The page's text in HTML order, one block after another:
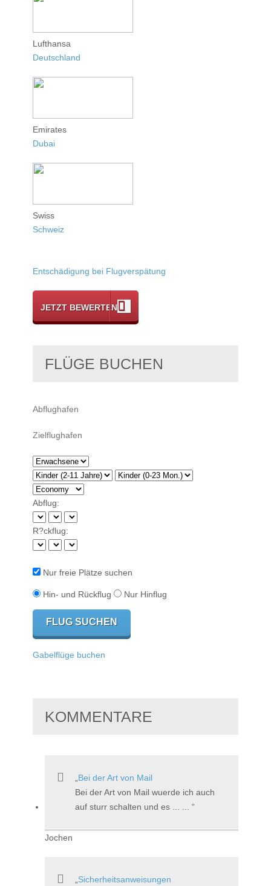
Lufthansa
Deutschland
Emirates
Dubai
Swiss
Schweiz
Entschädigung bei Flugverspätung
JETZT BEWERTEN
FLÜGE BUCHEN
Abflug:
R?ckflug:
Nur freie Plätze suchen
Hin- und Rückflug Nur Hinflug
Gabelflüge buchen
KOMMENTARE
Bei der Art von Mail
Bei der Art von Mail wuerde ich auch
auf sturr schalten und es ... ...
Jochen
Sicherheitsanweisungen